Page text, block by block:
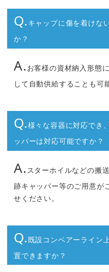
Q. キャップに傷を着けな
か？
A. お客様の資材納入形態
して自動供給することも可
Q.様々な容器に対応でき
ッパーは対応可能ですか？
A. スターホイルなどの搬
跡キャッパー等のご用意が
せください。
Q. 既設コンベアーライン
置できますか？